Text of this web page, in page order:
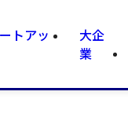
トアッ
大企
業